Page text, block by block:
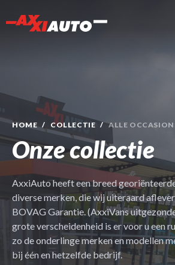
Diensten
HOME COLLECTIE ALLE
Onze collectie
AxxiAuto heeft een breed
diverse merken, die wij uiteraard
BOVAG Garantie. (AxxiVans
grote verscheidenheid is er voor u een
zo de onderlinge merken en modellen
bij één en hetzelfde bedrijf.